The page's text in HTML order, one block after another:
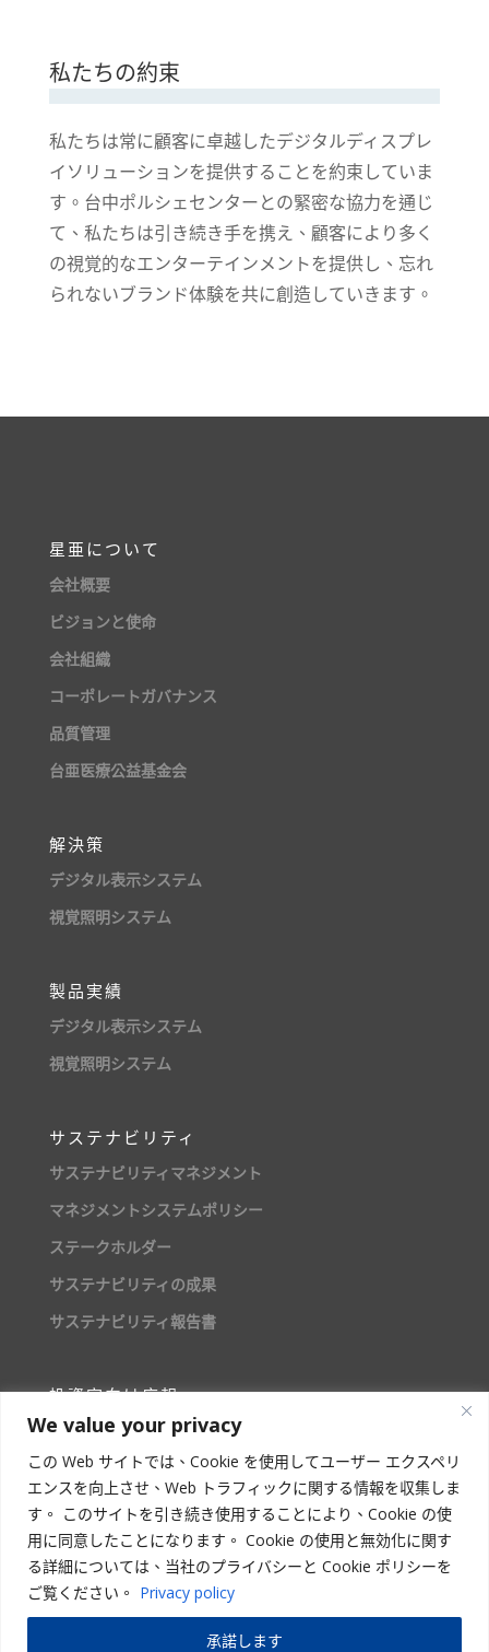
We value your privacy
この Web サイトでは、Cookie を使用してユーザー エクスペリ
エンスを向上させ、Web トラフィックに関する情報を収集しま
す。 このサイトを引き続き使用することにより、Cookie の使
用に同意したことになります。 Cookie の使用と無効化に関す
る詳細については、当社のプライバシーと Cookie ポリシーを
ご覧ください。 Privacy policy
承諾します
私たちの約束
私たちは常に顧客に卓越したデジタルディスプレ
イソリューションを提供することを約束していま
す。台中ポルシェセンターとの緊密な協力を通じ
て、私たちは引き続き手を携え、顧客により多く
の視覚的なエンターテインメントを提供し、忘れ
られないブランド体験を共に創造していきます。
星亜について
会社概要
ビジョンと使命
会社組織
コーポレートガバナンス
品質管理
台亜医療公益基金会
解決策
デジタル表示システム
視覚照明システム
製品実績
デジタル表示システム
視覚照明システム
サステナビリティ
サステナビリティマネジメント
マネジメントシステムポリシー
ステークホルダー
サステナビリティの成果
サステナビリティ報告書
投資家向け広報
株主情報
人材募集
STAR ASIA VISION CORPORATION